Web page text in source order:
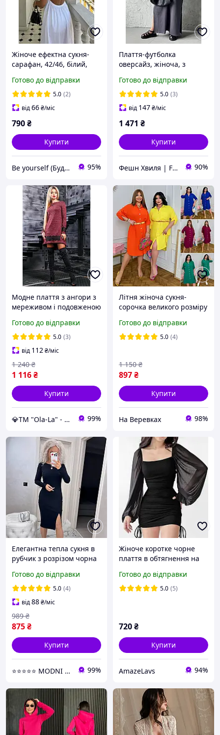
Жіноче ефектна сукня-
сарафан, 42/46, білий,
котон 100%.
Готово до відправки
5.0 (2)
від66₴/міс
790₴
Купити
Be yourself (Будь собою) 95%
Плаття-футболка
оверсайз, жіноча, з
чорний, графіт, молоко,
шоколад
Готово до відправки
5.0 (3)
від 147₴/міс
1 471 ₴
Купити
Фешн Хвиля | Fashion Wave 90%
Модне плаття з ангори з
мереживом і подовженою
Готово до відправки
5.0 (3)
від 112₴/міс
1 116₴
1 240 ₴
Купити
💎TM "Ola-La" - якісний одяг від виробника 💎 99%
Літня жіноча сукня-
сорочка великого розміру
гудзиках плаття-сорочка з
жатки 48-64
Готово до відправки
5.0 (4)
897₴
1 150 ₴
Купити
На Веревках 98%
Елегантна тепла сукня в
рубчик з розрізом чорна
нарядне плаття футляр
міді
Готово до відправки
5.0 (4)
від88₴/міс
875₴
989 ₴
Купити
⭐⭐⭐⭐⭐ MODNI ⭐⭐⭐⭐⭐ 99%
Жіноче коротке чорне
плаття в обтягнення на
регулюється з довгим
об'ємним рукавом
Готово до відправки
5.0 (5)
720₴
Купити
AmazeLavs 94%